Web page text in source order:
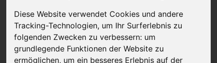
Diese Website verwendet Cookies und andere
Tracking-Technologien, um Ihr Surferlebnis zu
folgenden Zwecken zu verbessern: um
grundlegende Funktionen der Website zu
ermöglichen, um ein besseres Erlebnis auf der
Großverpflegung
22. Juni 2017 Pressemitteilung